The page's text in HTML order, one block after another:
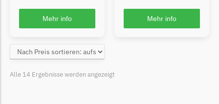
Begrenzungsdraht
Mowox Messer
Begrenzungsdraht
Mehr info Mehr info
Alle 14 Ergebnisse werden angezeigt